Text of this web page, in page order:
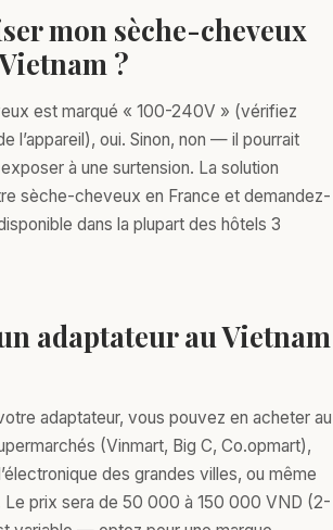
mon sèche-cheveux
?
est marqué « 100-240V » (vérifiez
l’appareil), oui. Sinon, non — il pourrait
à une surtension. La solution
sèche-cheveux en France et demandez-
dans la plupart des hôtels 3
adaptateur au Vietnam
adaptateur, vous pouvez en acheter au
(Vinmart, Big C, Co.opmart),
des grandes villes, ou même
Le prix sera de 50 000 à 150 000 VND (2-